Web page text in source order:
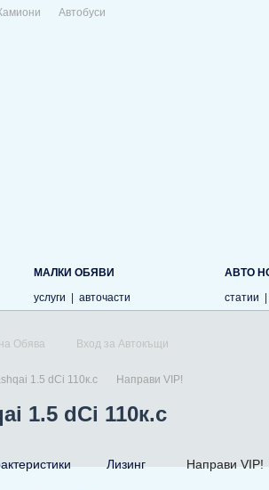
Автобуси
МАЛКИ ОБЯВИ
услуги
авточасти
АВТО
статии
Обява Вход за Автокъщи
1.5 dCi 110к.с Направи VIP!
1.5 dCi 110к.с
Лизинг Направи VIP!